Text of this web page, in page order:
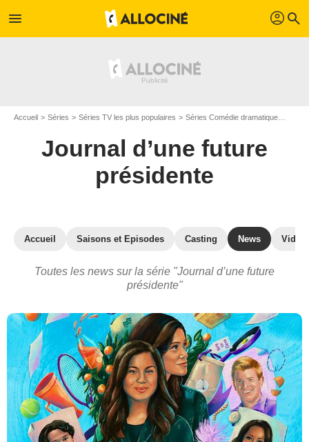
menu profil search
Accueil Séries Séries TV les plus populaires Séries Comédie dramatique
Journal d’une future
présidente
Accueil Saisons et Episodes Casting News
Toutes les news sur la série "Journal d’une future
présidente"